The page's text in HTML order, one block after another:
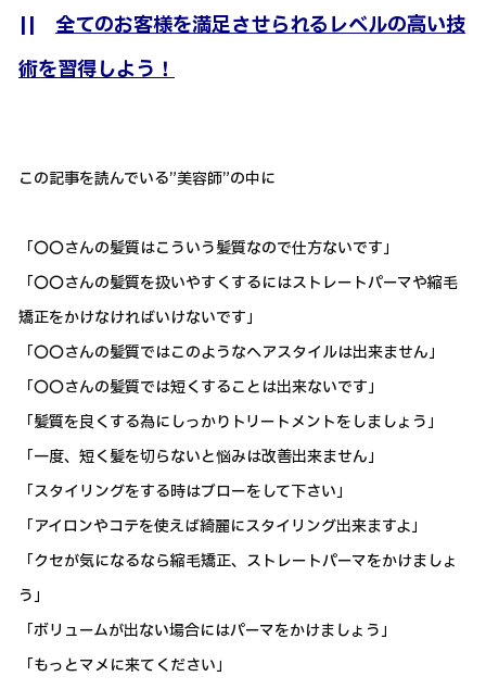
|| 全てのお客様を満足させられるレベルの高い技
術を習得しよう！
この記事を読んでいる”美容師”の中に
「〇〇さんの髪質はこういう髪質なので仕方ないです」
「〇〇さんの髪質を扱いやすくするにはストレートパーマや縮毛
矯正をかけなければいけないです」
「〇〇さんの髪質ではこのようなヘアスタイルは出来ません」
「〇〇さんの髪質では短くすることは出来ないです」
「髪質を良くする為にしっかりトリートメントをしましょう」
「一度、短く髪を切らないと悩みは改善出来ません」
「スタイリングをする時はブローをして下さい」
「アイロンやコテを使えば綺麗にスタイリング出来ますよ」
「クセが気になるなら縮毛矯正、ストレートパーマをかけましょ
う」
「ボリュームが出ない場合にはパーマをかけましょう」
「もっとマメに来てください」